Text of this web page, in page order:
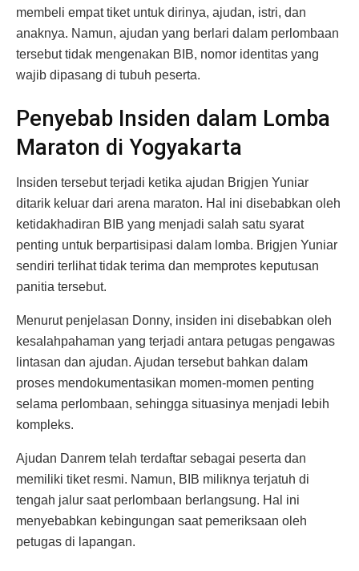
membeli empat tiket untuk dirinya, ajudan, istri, dan
anaknya. Namun, ajudan yang berlari dalam perlombaan
tersebut tidak mengenakan BIB, nomor identitas yang
wajib dipasang di tubuh peserta.
Penyebab Insiden dalam Lomba
Maraton di Yogyakarta
Insiden tersebut terjadi ketika ajudan Brigjen Yuniar
ditarik keluar dari arena maraton. Hal ini disebabkan oleh
ketidakhadiran BIB yang menjadi salah satu syarat
penting untuk berpartisipasi dalam lomba. Brigjen Yuniar
sendiri terlihat tidak terima dan memprotes keputusan
panitia tersebut.
Menurut penjelasan Donny, insiden ini disebabkan oleh
kesalahpahaman yang terjadi antara petugas pengawas
lintasan dan ajudan. Ajudan tersebut bahkan dalam
proses mendokumentasikan momen-momen penting
selama perlombaan, sehingga situasinya menjadi lebih
kompleks.
Ajudan Danrem telah terdaftar sebagai peserta dan
memiliki tiket resmi. Namun, BIB miliknya terjatuh di
tengah jalur saat perlombaan berlangsung. Hal ini
menyebabkan kebingungan saat pemeriksaan oleh
petugas di lapangan.